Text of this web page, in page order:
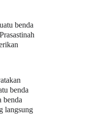
benda
benda
benda
langsung